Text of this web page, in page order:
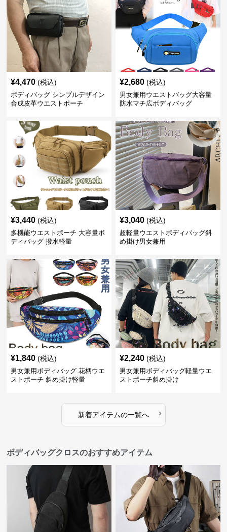
¥4,470 (税込)
ボディバッグ シンプルデザイン
合成皮革ウエストポーチ
¥2,680 (税込)
男女兼用ウエストバッグ大容量
防水マチ広ボディバッグ
¥3,440 (税込)
多機能ウエストポーチ 大容量ボ
ディバッグ 撥水軽量
¥3,040 (税込)
超軽量ウエストボディバッグ斜
め掛け男女兼用
¥1,840 (税込)
男女兼用ボディバッグ 花柄ウエ
ストポーチ 斜め掛け軽量
¥2,240 (税込)
男女兼用ボディバッグ軽量ウエ
ストポーチ斜め掛け
新着アイテムの一覧へ ›
ボディバッグクロスのおすすめアイテム